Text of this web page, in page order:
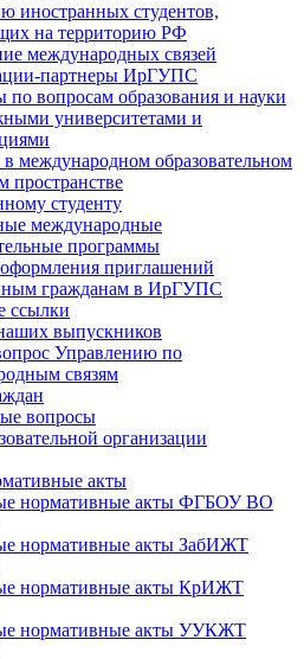
иностранных студентов,
на территорию РФ
международных связей
партнеры ИрГУПС
по вопросам образования и науки
университетами и
международном образовательном
пространстве
студенту
международные
программы
приглашений
гражданам в ИрГУПС
ссылки
выпускников
Управлению по
связям
вопросы
организации
акты
нормативные акты ФГБОУ ВО
нормативные акты ЗабИЖТ
нормативные акты КрИЖТ
нормативные акты УУКЖТ